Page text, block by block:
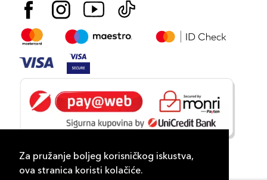
Za pružanje boljeg korisničkog iskustva,
ova stranica koristi kolačiće.